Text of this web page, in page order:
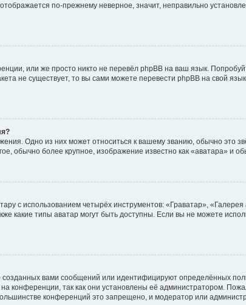
по-прежнему неверное, значит, неправильно
или же просто никто не перевёл phpBB на ваш язык.
не существует, то вы сами можете перевести phpBB на свой
Одно из них может относиться к вашему званию, обычно это
обычно более крупное, изображение известно как «аватара» и
с использованием четырёх инструментов: «Граватар»,
какие типы аватар могут быть доступны. Если вы не можете
вами сообщений или идентифицируют определённых
конференции, так как они установлены её администратором.
конференций это запрещено, и модератор или